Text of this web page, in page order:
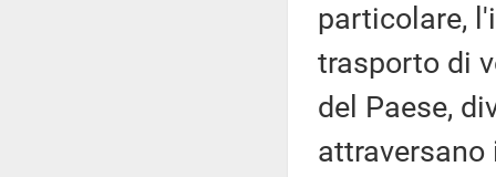
particolare,
trasporto di
del Paese,